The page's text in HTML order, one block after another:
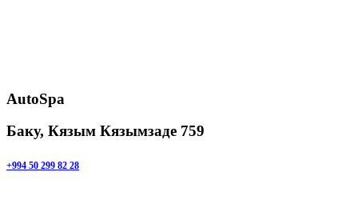
AutoSpa
Баку, Кязым Кязымзаде 759
+994 50 299 82 28